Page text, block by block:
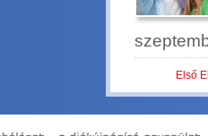
Első